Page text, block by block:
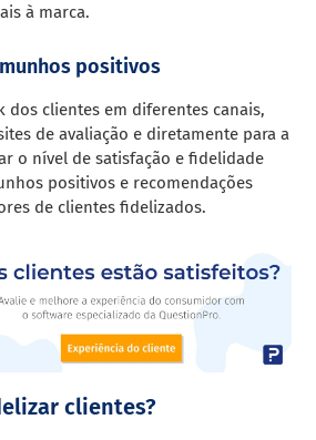
à marca.
positivos
dos clientes em diferentes canais,
de avaliação e diretamente para a
o nível de satisfação e fidelidade
positivos e recomendações
de clientes fidelizados.
clientes?